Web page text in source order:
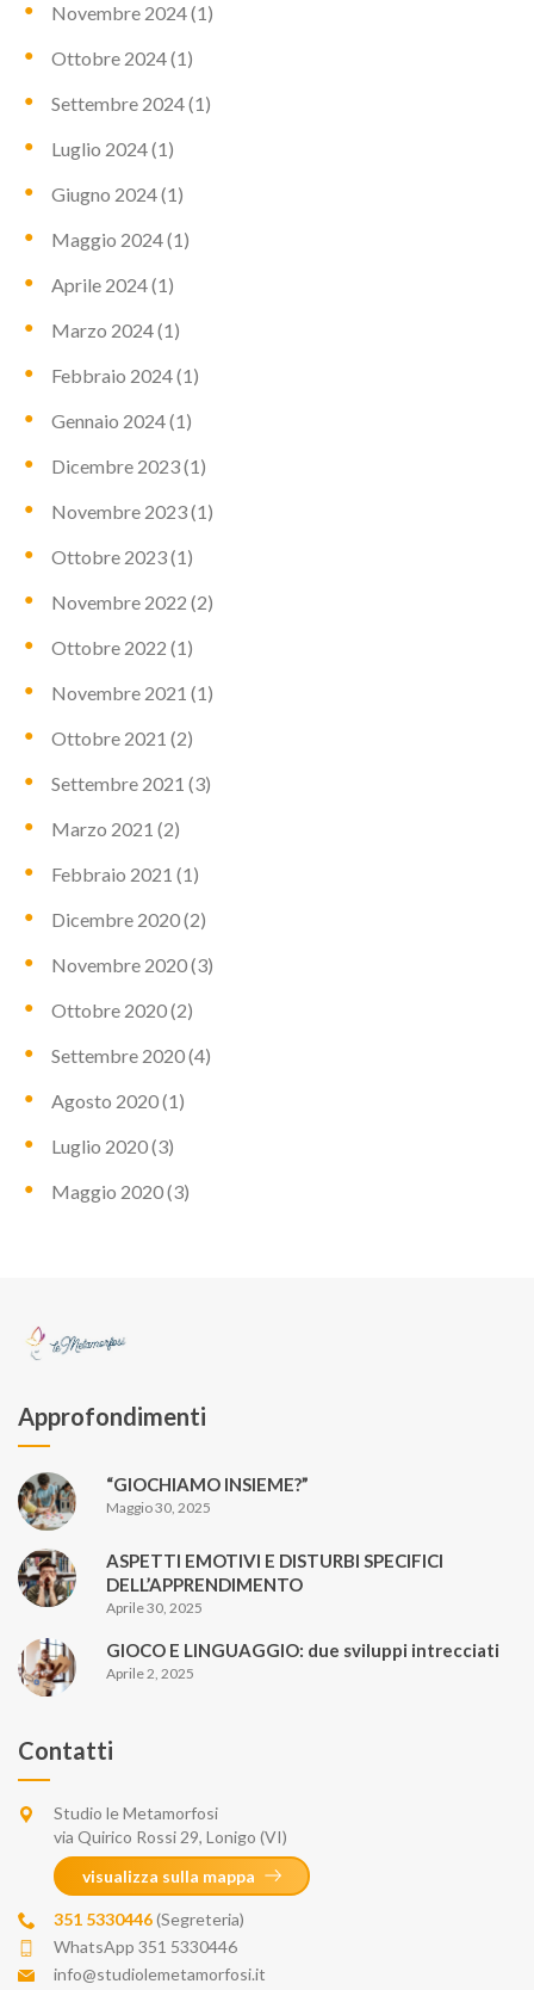
Novembre 2024(1)
Ottobre 2024(1)
Settembre 2024(1)
Luglio 2024(1)
Giugno 2024(1)
Maggio 2024(1)
Aprile 2024(1)
Marzo 2024(1)
Febbraio 2024(1)
Gennaio 2024(1)
Dicembre 2023(1)
Novembre 2023(1)
Ottobre 2023(1)
Novembre 2022 (2)
Ottobre 2022 (1)
Novembre 2021 (1)
Ottobre 2021 (2)
Settembre 2021 (3)
Marzo 2021 (2)
Febbraio 2021 (1)
Dicembre 2020(2)
Novembre 2020(3)
Ottobre 2020(2)
Settembre 2020(4)
Agosto 2020(1)
Luglio 2020(3)
Maggio 2020(3)
Approfondimenti
“GIOCHIAMO INSIEME?”
Maggio 30, 2025
ASPETTI EMOTIVI E DISTURBI SPECIFICI
DELL’APPRENDIMENTO
Aprile 30, 2025
GIOCO E LINGUAGGIO: due sviluppi intrecciati
Aprile 2, 2025
Contatti
Studio le Metamorfosi
via Quirico Rossi 29, Lonigo (VI)
visualizza sulla mappa
351 5330446(Segreteria)
WhatsApp 351 5330446
info@studiolemetamorfosi.it